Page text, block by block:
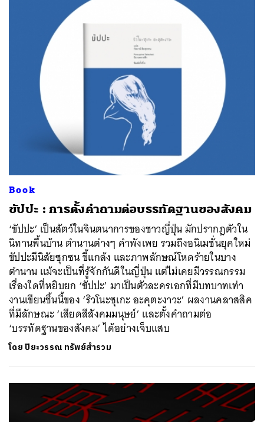
Book
ขัปปะ : การตั้งคำถามต่อบรรทัดฐานของสังคม
‘ขัปปะ’ เป็นสัตว์ในจินตนาการของชาวญี่ปุ่น มักปรากฎตัวใน
นิทานพื้นบ้าน ตำนานต่างๆ คำพังเพย รวมถึงอนิเมชั่นยุคใหม่
ขัปปะมีนิสัยซุกซน ขี้แกล้ง และภาพลักษณ์โหดร้ายในบาง
ตำนาน แม้จะเป็นที่รู้จักกันดีในญี่ปุ่น แต่ไม่เคยมีวรรณกรรม
เรื่องใดที่หยิบยก ‘ขัปปะ’ มาเป็นตัวละครเอกที่มีบทบาทเท่า
งานเขียนชิ้นนี้ของ ‘ริวโนะซุเกะ อะคุตะงาวะ’ ผลงานคลาสสิค
ที่มีลักษณะ ‘เสียดสีสังคมมนุษย์’ และตั้งคำถามต่อ
‘บรรทัดฐานของสังคม’ ได้อย่างเจ็บแสบ
โดยปิยะวรรณ ทรัพย์สำรวม